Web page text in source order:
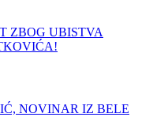
ZBOG UBISTVA
NOVINAR IZ BELE